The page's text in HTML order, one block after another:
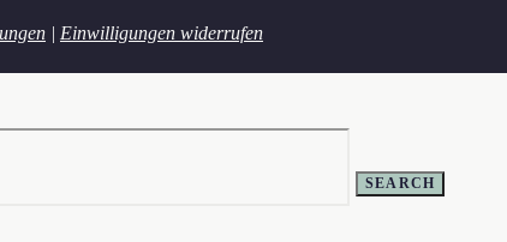
| Einwilligungen widerrufen
SEARCH